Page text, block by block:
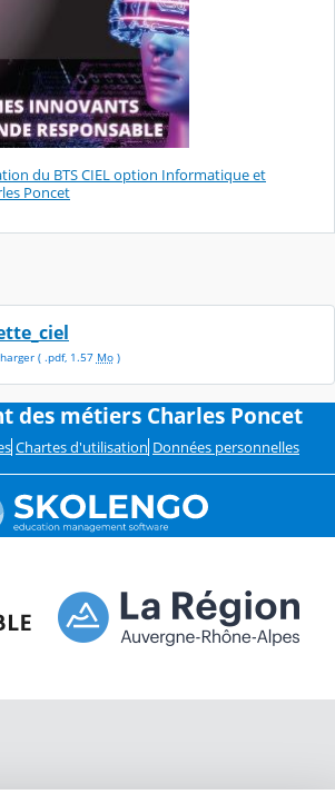
du BTS CIEL option Informatique et
Poncet
( .pdf, 1.57 Mo)
des métiers Charles Poncet
Chartes d'utilisation Données personnelles